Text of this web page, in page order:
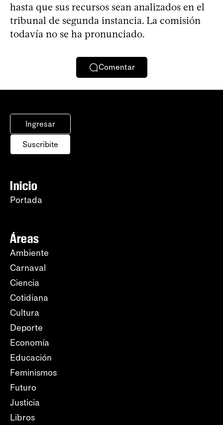
hasta que sus recursos sean analizados en el
tribunal de segunda instancia. La comisión
todavía no se ha pronunciado.
Comentar
Ingresar
Suscribite
Inicio
Portada
Áreas
Ambiente
Carnaval
Ciencia
Cotidiana
Cultura
Deporte
Economía
Educación
Feminismos
Futuro
Justicia
Libros